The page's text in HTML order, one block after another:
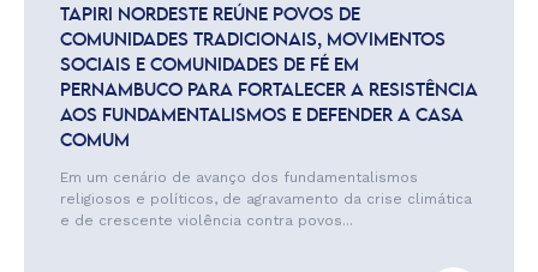
TAPIRI NORDESTE REÚNE POVOS DE
COMUNIDADES TRADICIONAIS, MOVIMENTOS
SOCIAIS E COMUNIDADES DE FÉ EM
PERNAMBUCO PARA FORTALECER A RESISTÊNCIA
AOS FUNDAMENTALISMOS E DEFENDER A CASA
COMUM
Em um cenário de avanço dos fundamentalismos
religiosos e políticos, de agravamento da crise climática
e de crescente violência contra povos...